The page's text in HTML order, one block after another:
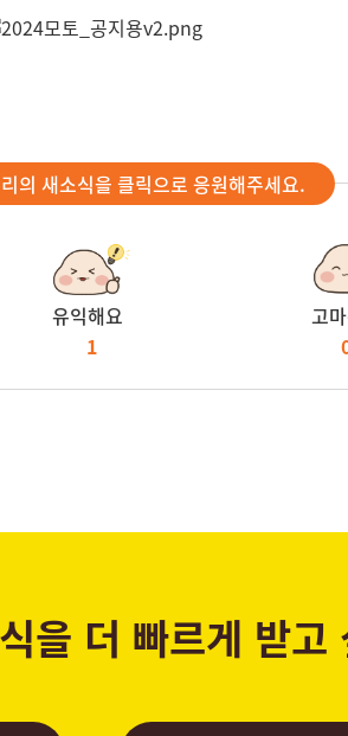
의 새소식을 클릭으로 응원해주세요.
유익해요
1
고
을 더 빠르게 받고